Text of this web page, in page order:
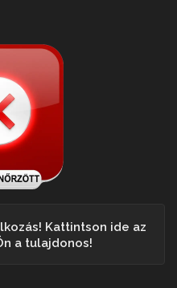
Kattintson ide az
a tulajdonos!